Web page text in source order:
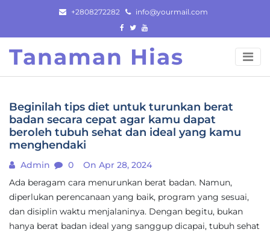
content
+2808272282 info@yourmail.com
Tanaman Hias
Beginilah tips diet untuk turunkan berat
badan secara cepat agar kamu dapat
beroleh tubuh sehat dan ideal yang kamu
menghendaki
Admin 0
On Apr 28, 2024
Ada beragam cara menurunkan berat badan. Namun,
diperlukan perencanaan yang baik, program yang sesuai,
dan disiplin waktu menjalaninya. Dengan begitu, bukan
hanya berat badan ideal yang sanggup dicapai, tubuh sehat